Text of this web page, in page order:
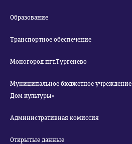
Образование
Транспортное обеспечение
Моногород пгт.Тургенево
Муниципальное бюджетное учреждение «Ардатовский районный
Дом культуры»
Административная комиссия
Открытые данные